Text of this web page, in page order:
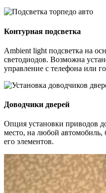
Контурная подсветка
Ambient light подсветка на
светодиодов. Возможна
управление с телефона или
Доводчики дверей
Опция установки приводов
место, на любой автомобиль,
его элементов.